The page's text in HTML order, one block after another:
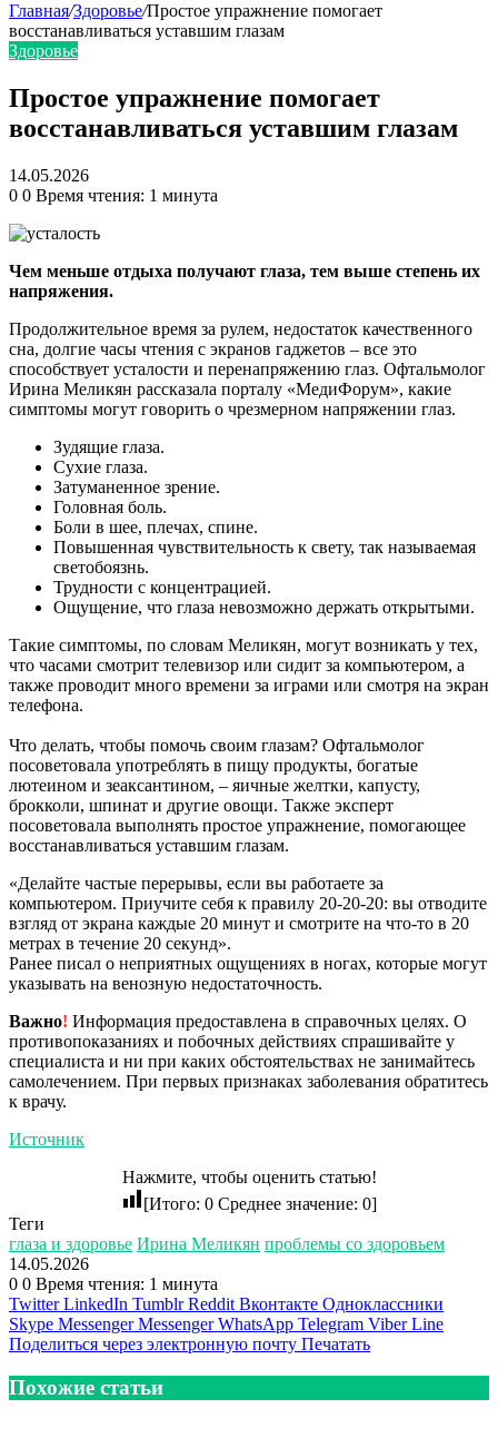
Главная/Здоровье/Простое упражнение помогает
восстанавливаться уставшим глазам
Здоровье
Простое упражнение помогает
восстанавливаться уставшим глазам
14.05.2026
0 0 Время чтения: 1 минута
Чем меньше отдыха получают глаза, тем выше степень их
напряжения.
Продолжительное время за рулем, недостаток качественного
сна, долгие часы чтения с экранов гаджетов – все это
способствует усталости и перенапряжению глаз. Офтальмолог
Ирина Меликян рассказала порталу «МедиФорум», какие
симптомы могут говорить о чрезмерном напряжении глаз.
Зудящие глаза.
Сухие глаза.
Затуманенное зрение.
Головная боль.
Боли в шее, плечах, спине.
Повышенная чувствительность к свету, так называемая
светобоязнь.
Трудности с концентрацией.
Ощущение, что глаза невозможно держать открытыми.
Такие симптомы, по словам Меликян, могут возникать у тех,
что часами смотрит телевизор или сидит за компьютером, а
также проводит много времени за играми или смотря на экран
телефона.
Что делать, чтобы помочь своим глазам? Офтальмолог
посоветовала употреблять в пищу продукты, богатые
лютеином и зеаксантином, – яичные желтки, капусту,
брокколи, шпинат и другие овощи. Также эксперт
посоветовала выполнять простое упражнение, помогающее
восстанавливаться уставшим глазам.
«Делайте частые перерывы, если вы работаете за
компьютером. Приучите себя к правилу 20-20-20: вы отводите
взгляд от экрана каждые 20 минут и смотрите на что-то в 20
метрах в течение 20 секунд».
Ранее писал о неприятных ощущениях в ногах, которые могут
указывать на венозную недостаточность.
Важно! Информация предоставлена в справочных целях. О
противопоказаниях и побочных действиях спрашивайте у
специалиста и ни при каких обстоятельствах не занимайтесь
самолечением. При первых признаках заболевания обратитесь
к врачу.
Источник
Нажмите, чтобы оценить статью!
[Итого: 0 Среднее значение: 0]
Теги
глаза и здоровье Ирина Меликян проблемы со здоровьем
14.05.2026
0 0 Время чтения: 1 минута
Twitter LinkedIn Tumblr Reddit Вконтакте Одноклассники
Skype Messenger Messenger WhatsApp Telegram Viber Line
Поделиться через электронную почту Печатать
Похожие статьи